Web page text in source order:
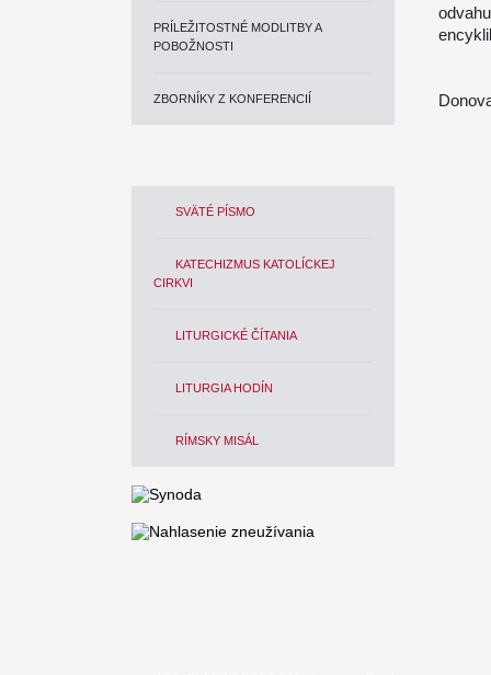
PRÍLEŽITOSTNÉ MODLITBY A
POBOŽNOSTI
ZBORNÍKY Z KONFERENCIÍ
SVÄTÉ PÍSMO
KATECHIZMUS KATOLÍCKEJ
CIRKVI
LITURGICKÉ ČÍTANIA
LITURGIA HODÍN
RÍMSKY MISÁL